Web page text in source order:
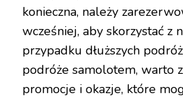
konieczna, należy
wcześniej, aby skorzystać z
przypadku dłuższych
podróże samolotem, warto
promocje i okazje, które